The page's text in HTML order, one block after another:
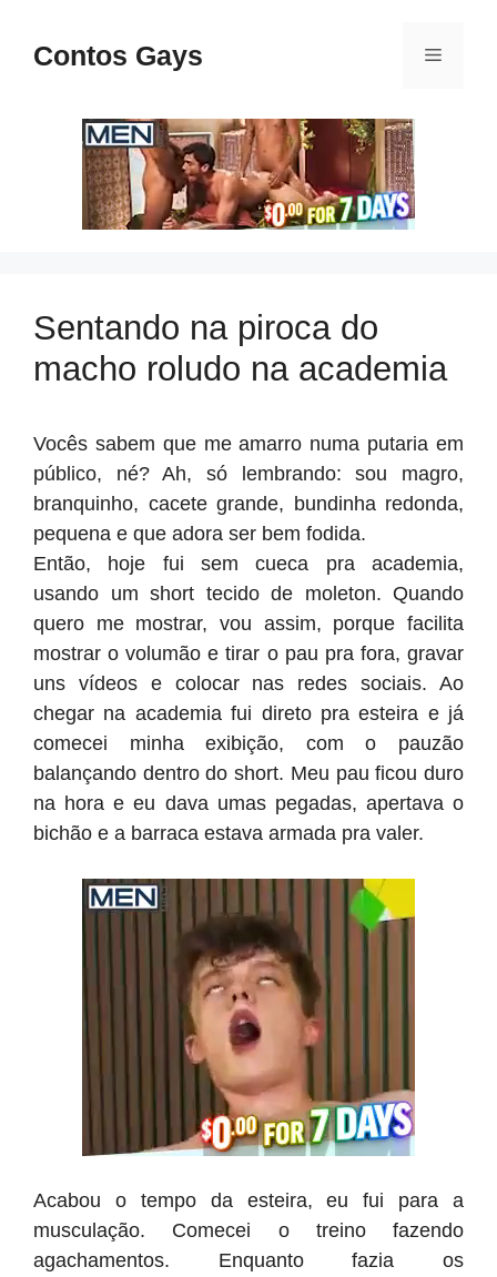
paraContos Gays Menu
Sentando na piroca do
macho roludo na academia
Vocês sabem que me amarro numa putaria em
público, né? Ah, só lembrando: sou magro,
branquinho, cacete grande, bundinha redonda,
pequena e que adora ser bem fodida.
Então, hoje fui sem cueca pra academia,
usando um short tecido de moleton. Quando
quero me mostrar, vou assim, porque facilita
mostrar o volumão e tirar o pau pra fora, gravar
uns vídeos e colocar nas redes sociais. Ao
chegar na academia fui direto pra esteira e já
comecei minha exibição, com o pauzão
balançando dentro do short. Meu pau ficou duro
na hora e eu dava umas pegadas, apertava o
bichão e a barraca estava armada pra valer.
Acabou o tempo da esteira, eu fui para a
musculação. Comecei o treino fazendo
agachamentos. Enquanto fazia os